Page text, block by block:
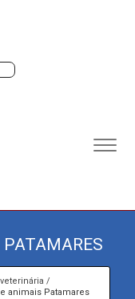
animais Patamares